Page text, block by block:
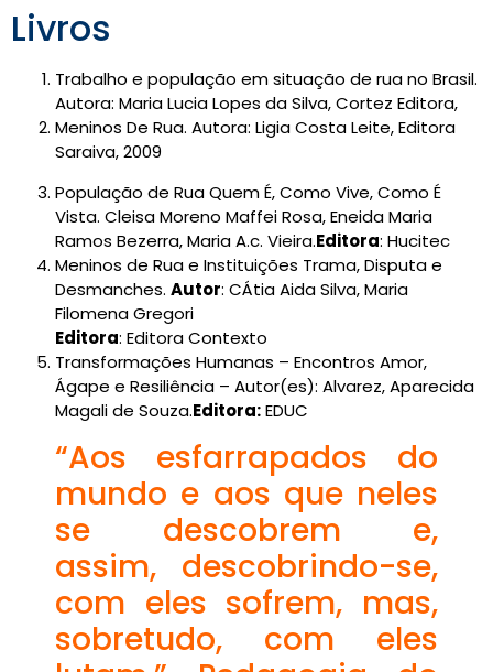
Livros
Trabalho e população em situação de rua no Brasil.
Autora: Maria Lucia Lopes da Silva, Cortez Editora,
Meninos De Rua. Autora: Ligia Costa Leite, Editora
Saraiva, 2009
População de Rua Quem É, Como Vive, Como É
Vista. Cleisa Moreno Maffei Rosa, Eneida Maria
Ramos Bezerra, Maria A.c. Vieira.Editora: Hucitec
Meninos de Rua e Instituições Trama, Disputa e
Desmanches. Autor: CÁtia Aida Silva, Maria
Filomena Gregori
Editora: Editora Contexto
Transformações Humanas – Encontros Amor,
Ágape e Resiliência – Autor(es): Alvarez, Aparecida
Magali de Souza.Editora:EDUC
“Aos esfarrapados do
mundo e aos que neles
se descobrem e,
assim, descobrindo-se,
com eles sofrem, mas,
sobretudo, com eles